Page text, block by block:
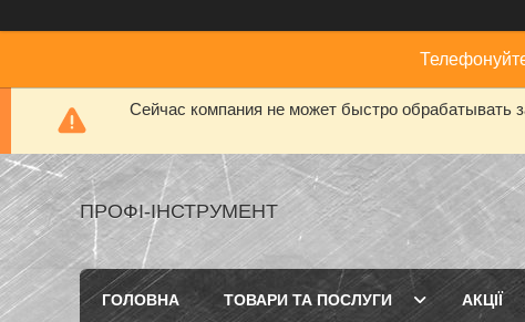
Сейчас компания не может быстро обрабатывать
ПРОФІ-ІНСТРУМЕНТ
ГОЛОВНА ТОВАРИ ТА ПОСЛУГИ АКЦІЇ